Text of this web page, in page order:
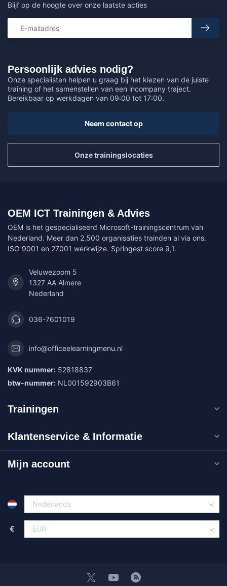
Persoonlijk advies nodig?
Onze specialisten helpen u graag bij het kiezen van de juiste
training of het samenstellen van een incompany traject.
Bereikbaar op werkdagen van 09:00 tot 17:00.
Neem contact op
Onze trainingslocaties
Blijf op de hoogte over onze laatste acties
OEM ICT Trainingen & Advies
OEM is het gespecialiseerd Microsoft-trainingscentrum van
Nederland. Meer dan 2.500 organisaties trainden al via ons.
ISO 9001 en 27001 werkwijze. Springest score 9,1.
Veluwezoom 5
1327 AA Almere
Nederland
036-7601019
info@officeelearningmenu.nl
KVK nummer: 52818837
btw-nummer: NL001592903B61
Trainingen
Klantenservice & Informatie
Mijn account
€